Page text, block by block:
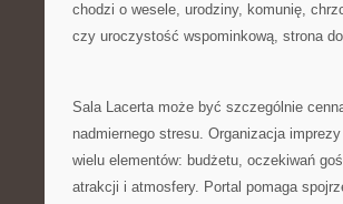
chodzi o wesele, urodziny, komunię,
czy uroczystość wspominkową, strona
Sala Lacerta może być szczególnie
nadmiernego stresu. Organizacja
wielu elementów: budżetu, oczekiwań
atrakcji i atmosfery. Portal pomaga